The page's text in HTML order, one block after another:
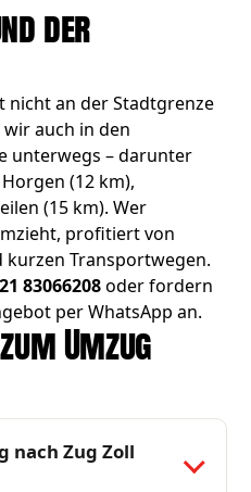
der
nicht an der Stadtgrenze
wir auch in den
unterwegs – darunter
Horgen (12 km),
(15 km). Wer
profitiert von
kurzen Transportwegen.
83066208oder fordern
per WhatsApp an.
Umzug
nach Zug Zoll